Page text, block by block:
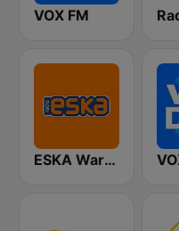
VOX FM
ESKA Warszawa